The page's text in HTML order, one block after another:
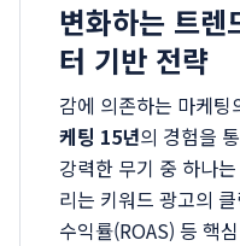
변화하는 트렌
터 기반 전략
감에 의존하는 마케
케팅 15년의 경험을
강력한 무기 중 하나
리는 키워드 광고의
수익률(ROAS) 등 핵